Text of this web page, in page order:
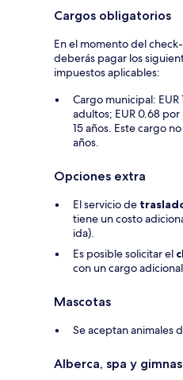
Cargos obligatorios
En el momento del
deberás pagar los
impuestos aplicables:
Cargo municipal:
adultos; EUR 0.68
15 años. Este cargo
años.
Opciones extra
El servicio de
tiene un costo
ida).
Es posible solicitar el
con un cargo
Mascotas
Se aceptan animales
Alberca, spa y